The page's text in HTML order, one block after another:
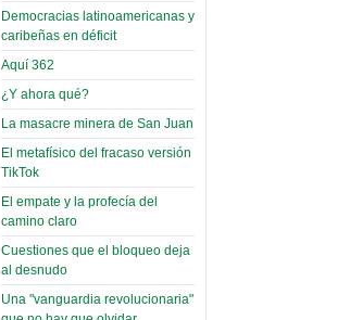
elegirán directora
Viernes, 14 Octubre 2022
Leer Más...
“Tuna Femenina San Andrés”
toca y canta con coraje
Miércoles, 14 Septiembre 2022
Leer Más...
Posesionan a dirigentes de
Asociación de Docentes
Domingo, 14 Agosto 2022
Leer Más...
Miércoles, 09 Diciembre 2020
Read more...
Interpretación
de un álbum de
narco-fotos
(Miscelánea
Palaciega 8)
El Infamatorio
Miércoles, 19 Junio 2019
Read more...
Cosmética
Democracias latinoamericanas y
caribeñas en déficit
Aquí 362
¿Y ahora qué?
La masacre minera de San Juan
El metafísico del fracaso versión
TikTok
El empate y la profecía del
camino claro
Cuestiones que el bloqueo deja
al desnudo
Una "vanguardia revolucionaria"